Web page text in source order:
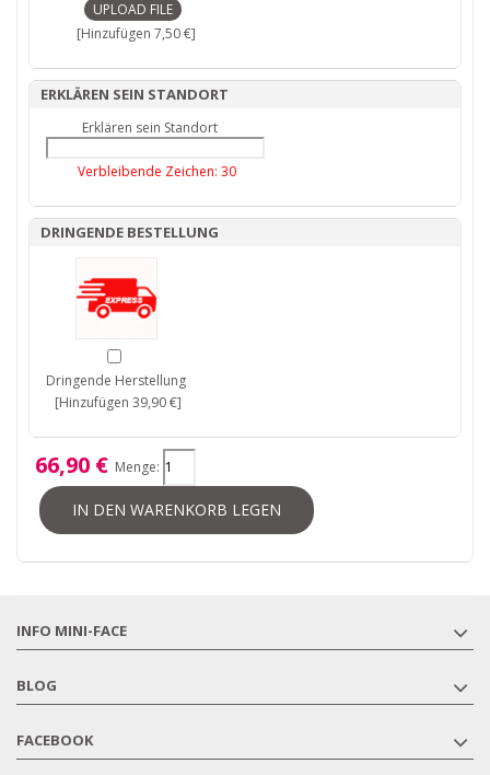
[Hinzufügen 7,50 €]
ERKLÄREN SEIN STANDORT
Erklären sein Standort
Verbleibende Zeichen: 30
DRINGENDE BESTELLUNG
Dringende Herstellung
[Hinzufügen 39,90 €]
66,90 € Menge:
IN DEN WARENKORB LEGEN
INFO MINI-FACE
BLOG
FACEBOOK